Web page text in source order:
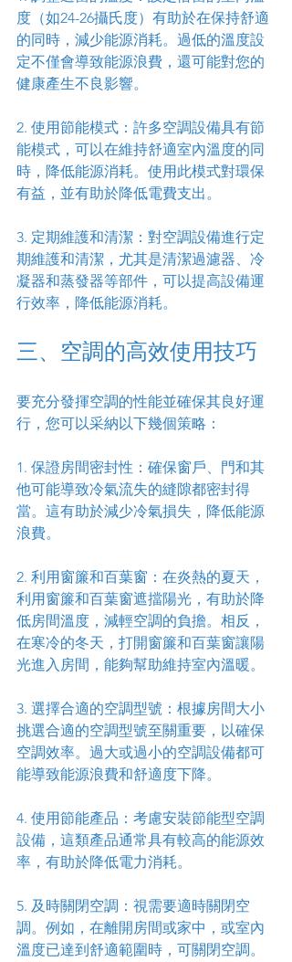
度（如24-26攝氏度）有助於在保持舒適
的同時，減少能源消耗。過低的溫度設
定不僅會導致能源浪費，還可能對您的
健康產生不良影響。
2. 使用節能模式：許多空調設備具有節
能模式，可以在維持舒適室內溫度的同
時，降低能源消耗。使用此模式對環保
有益，並有助於降低電費支出。
3. 定期維護和清潔：對空調設備進行定
期維護和清潔，尤其是清潔過濾器、冷
凝器和蒸發器等部件，可以提高設備運
行效率，降低能源消耗。
三、空調的高效使用技巧
要充分發揮空調的性能並確保其良好運
行，您可以采納以下幾個策略：
1. 保證房間密封性：確保窗戶、門和其
他可能導致冷氣流失的縫隙都密封得
當。這有助於減少冷氣損失，降低能源
浪費。
2. 利用窗簾和百葉窗：在炎熱的夏天，
利用窗簾和百葉窗遮擋陽光，有助於降
低房間溫度，減輕空調的負擔。相反，
在寒冷的冬天，打開窗簾和百葉窗讓陽
光進入房間，能夠幫助維持室內溫暖。
3. 選擇合適的空調型號：根據房間大小
挑選合適的空調型號至關重要，以確保
空調效率。過大或過小的空調設備都可
能導致能源浪費和舒適度下降。
4. 使用節能產品：考慮安裝節能型空調
設備，這類產品通常具有較高的能源效
率，有助於降低電力消耗。
5. 及時關閉空調：視需要適時關閉空
調。例如，在離開房間或家中，或室內
溫度已達到舒適範圍時，可關閉空調。